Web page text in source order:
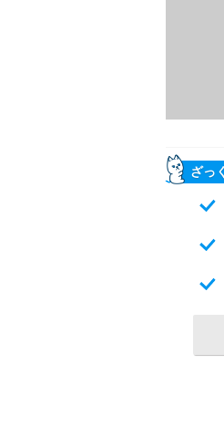
ざっ